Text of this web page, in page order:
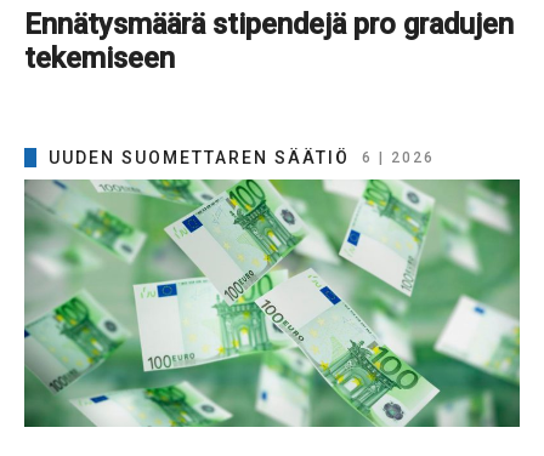
Ennätysmäärä stipendejä pro gradujen
tekemiseen
UUDEN SUOMETTAREN SÄÄTIÖ 6 | 2026